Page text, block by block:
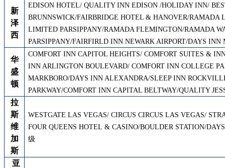
新
泽
西
EDISON HOTEL/ QUALITY INN EDISON /HOLIDAY INN/
BRUNNSWICK/FAIRBRIDGE HOTEL & HANOVER/
LIMITED PARSIPPANY/RAMADA FLEMINGTON/RAMADA
PARSIPPANY/FAIRFIRLD INN NEWARK AIRPORT/DAYS
华
盛
顿
COMFORT INN CAPITOL HEIGHTS/ COMFORT SUITES &
INN ARLINGTON BOULEVARD/ COMFORT INN COLLEGE
MARKBORO/DAYS INN ALEXANDRA/SLEEP INN
PARKWAY/COMFORT INN CAPITAL BELTWAY/QUALITY
拉
斯
维
加
斯
WESTGATE LAS VEGAS/CIRCUS CIRCUS LAS VEGAS/ S
FOUR QUEENS HOTEL &CASINO/BOULDER STATION/
级
亚